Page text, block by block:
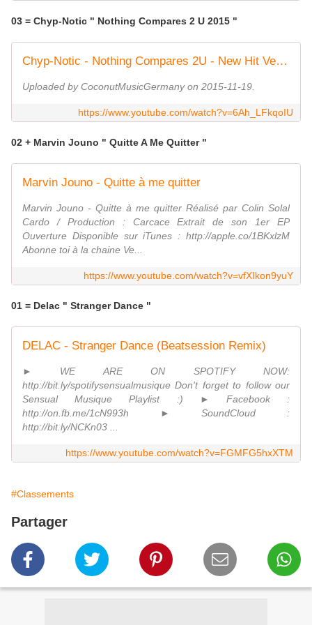
03 = Chyp-Notic " Nothing Compares 2 U 2015 "
Chyp-Notic - Nothing Compares 2U - New Hit Version 2015 - Official Musicvideo
Uploaded by CoconutMusicGermany on 2015-11-19.
https://www.youtube.com/watch?v=6Ah_LFkqoIU
02 + Marvin Jouno " Quitte A Me Quitter "
Marvin Jouno - Quitte à me quitter
Marvin Jouno - Quitte à me quitter Réalisé par Colin Solal
Cardo / Production : Carcace Extrait de son 1er EP
Ouverture Disponible sur iTunes : http://apple.co/1BKxlzM
Abonne toi à la chaine Ve...
https://www.youtube.com/watch?v=vfXIkon9yuY
01 = Delac " Stranger Dance "
DELAC - Stranger Dance (Beatsession Remix)
► WE ARE ON SPOTIFY NOW:
http://bit.ly/spotifysensualmusique Don't forget to follow our
Sensual Musique Playlist :) ► Facebook :
http://on.fb.me/1cN993h ► SoundCloud :
http://bit.ly/NCKn03 ...
https://www.youtube.com/watch?v=FGMFG5hxXTM
#Classements
Partager